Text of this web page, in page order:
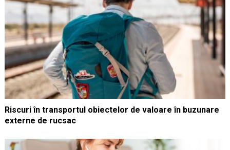
Riscuri în transportul obiectelor de valoare în buzunare
externe de rucsac